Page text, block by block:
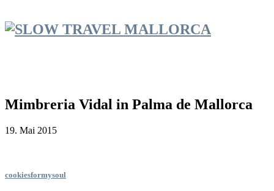
Mimbreria Vidal in Palma de Mallorca
19. Mai 2015
cookiesformysoul